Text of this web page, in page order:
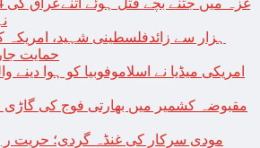
حمایت
امریکی میڈیا نے اسلاموفوبیا کو ہوا
مقبوضہ کشمیر میں بھارتی فوج کی
مودی سرکار کی غنڈہ گردی؛ حریت